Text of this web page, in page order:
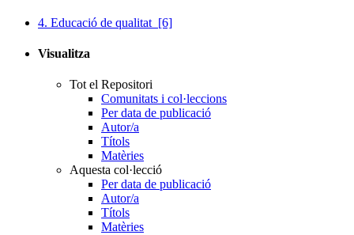
4. Educació de qualitat [6]
Visualitza
Tot el Repositori
Comunitats i col·leccions
Per data de publicació
Autor/a
Títols
Matèries
Aquesta col·lecció
Per data de publicació
Autor/a
Títols
Matèries